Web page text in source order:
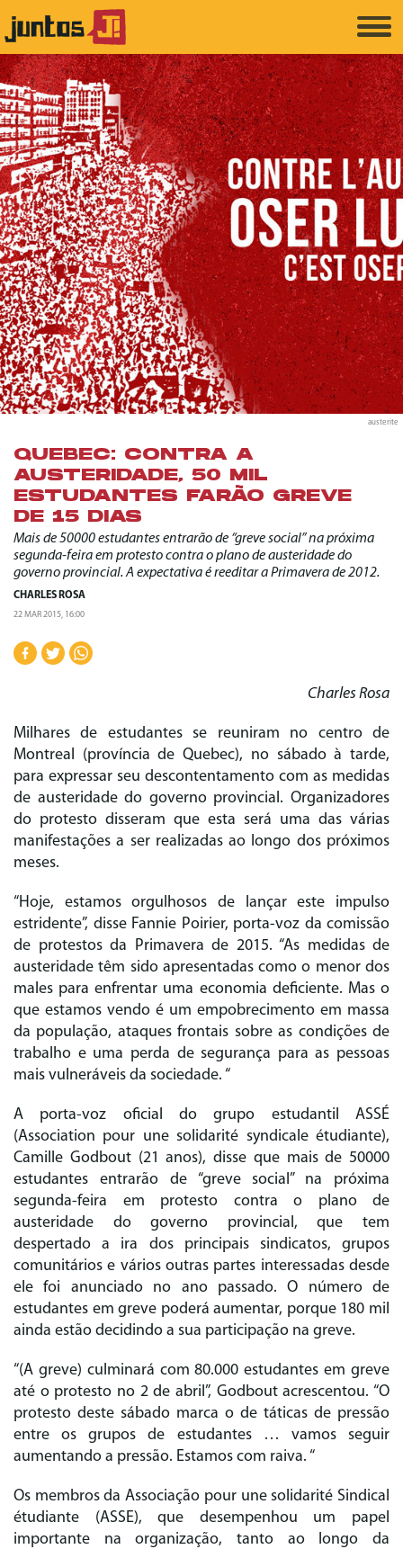
austerite
QUEBEC: CONTRA A
AUSTERIDADE, 50 MIL
ESTUDANTES FARÃO GREVE
DE 15 DIAS
Mais de 50000 estudantes entrarão de “greve social” na próxima
segunda-feira em protesto contra o plano de austeridade do
governo provincial. A expectativa é reeditar a Primavera de 2012.
CHARLES ROSA
22 MAR 2015, 16:00
Charles Rosa
Milhares de estudantes se reuniram no centro de
Montreal (província de Quebec), no sábado à tarde,
para expressar seu descontentamento com as medidas
de austeridade do governo provincial. Organizadores
do protesto disseram que esta será uma das várias
manifestações a ser realizadas ao longo dos próximos
meses.
“Hoje, estamos orgulhosos de lançar este impulso
estridente”, disse Fannie Poirier, porta-voz da comissão
de protestos da Primavera de 2015. “As medidas de
austeridade têm sido apresentadas como o menor dos
males para enfrentar uma economia deficiente. Mas o
que estamos vendo é um empobrecimento em massa
da população, ataques frontais sobre as condições de
trabalho e uma perda de segurança para as pessoas
mais vulneráveis da sociedade. “
A porta-voz oficial do grupo estudantil ASSÉ
(Association pour une solidarité syndicale étudiante),
Camille Godbout (21 anos), disse que mais de 50000
estudantes entrarão de “greve social” na próxima
segunda-feira em protesto contra o plano de
austeridade do governo provincial, que tem
despertado a ira dos principais sindicatos, grupos
comunitários e vários outras partes interessadas desde
ele foi anunciado no ano passado. O número de
estudantes em greve poderá aumentar, porque 180 mil
ainda estão decidindo a sua participação na greve.
“(A greve) culminará com 80.000 estudantes em greve
até o protesto no 2 de abril”, Godbout acrescentou. “O
protesto deste sábado marca o de táticas de pressão
entre os grupos de estudantes … vamos seguir
aumentando a pressão. Estamos com raiva. “
Os membros da Associação pour une solidarité Sindical
étudiante (ASSE), que desempenhou um papel
importante na organização, tanto ao longo da